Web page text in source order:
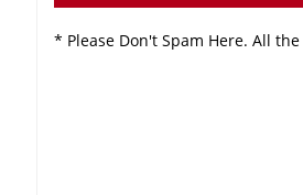
* Please Don't Spam Here. All